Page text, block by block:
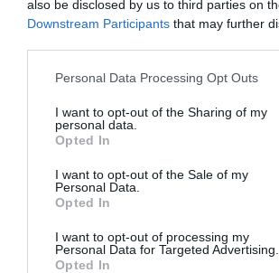
also be disclosed by us to third parties on
Downstream Participants that may further
Personal Data Processing Opt Outs
I want to opt-out of the Sharing of my
personal data.
Opted In
I want to opt-out of the Sale of my
Personal Data.
Opted In
I want to opt-out of processing my
Personal Data for Targeted Advertising.
Opted In
revenus outranciers, qu’attendent les autres
lignes ?? La section commentaires d’AJ est
repaire de vieux grigous
FAIRE UN DON